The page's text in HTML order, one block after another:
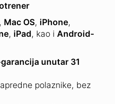
, Mac OS, iPhone,
, iPad, kao i Android-
unutar 31
polaznike, bez